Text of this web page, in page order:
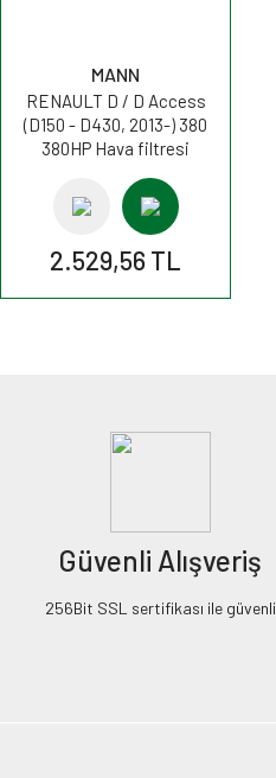
MANN
RENAULT D / D Access
(D150 - D430, 2013-) 380
380HP Hava filtresi
2.529,56 TL
Güvenli Alışveriş
256Bit SSL sertifikası ile güvenli